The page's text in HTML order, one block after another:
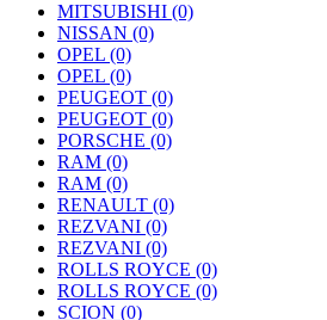
MITSUBISHI (0)
NISSAN (0)
OPEL (0)
OPEL (0)
PEUGEOT (0)
PEUGEOT (0)
PORSCHE (0)
RAM (0)
RAM (0)
RENAULT (0)
REZVANI (0)
REZVANI (0)
ROLLS ROYCE (0)
ROLLS ROYCE (0)
SCION (0)